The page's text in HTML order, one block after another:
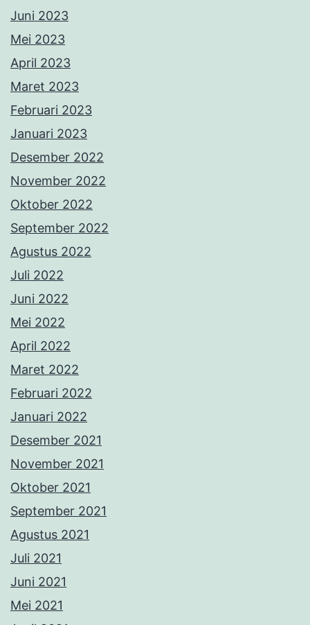
Juni 2023
Mei 2023
April 2023
Maret 2023
Februari 2023
Januari 2023
Desember 2022
November 2022
Oktober 2022
September 2022
Agustus 2022
Juli 2022
Juni 2022
Mei 2022
April 2022
Maret 2022
Februari 2022
Januari 2022
Desember 2021
November 2021
Oktober 2021
September 2021
Agustus 2021
Juli 2021
Juni 2021
Mei 2021